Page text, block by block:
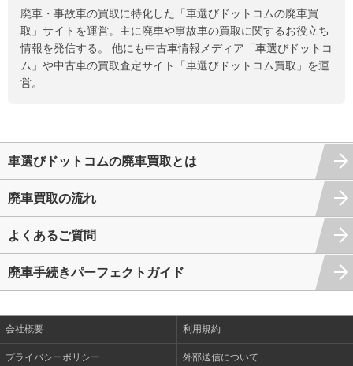
廃車・事故車の買取に特化した「車選びドットコムの廃車買
取」サイトを運営。主に廃車や事故車の買取に関するお役立ち
情報を発信する。 他にも中古車情報メディア「車選びドットコ
ム」や中古車の買取査定サイト「車選びドットコム買取」を運
営。
車選びドットコムの廃車買取とは
廃車買取の流れ
よくあるご質問
廃車手続きパーフェクトガイド
会社概要 利用規約
プライバシーポリシー 外部送信について